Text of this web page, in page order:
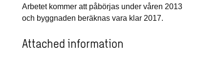
Arbetet kommer att påbörjas under våren 2013
och byggnaden beräknas vara klar 2017.
Attached information